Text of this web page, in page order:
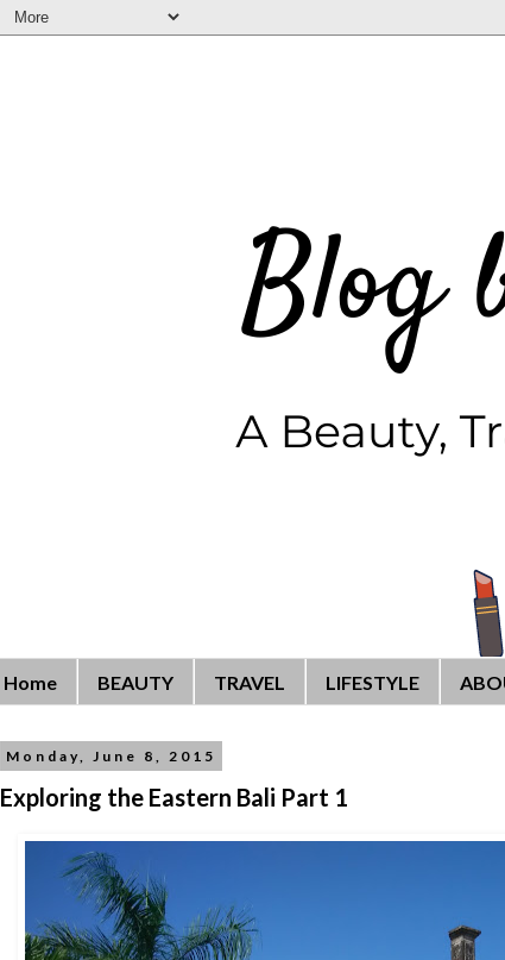
Home BEAUTY TRAVEL LIFESTYLE
Monday, June 8, 2015
Exploring the Eastern Bali Part 1